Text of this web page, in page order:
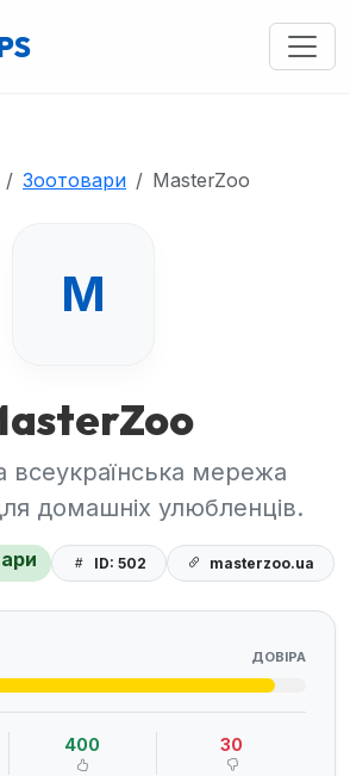
Зоотовари MasterZoo
M
всеукраїнська мережа
домашніх улюбленців.
ID: 502 masterzoo.ua
ДОВІРА
400 30